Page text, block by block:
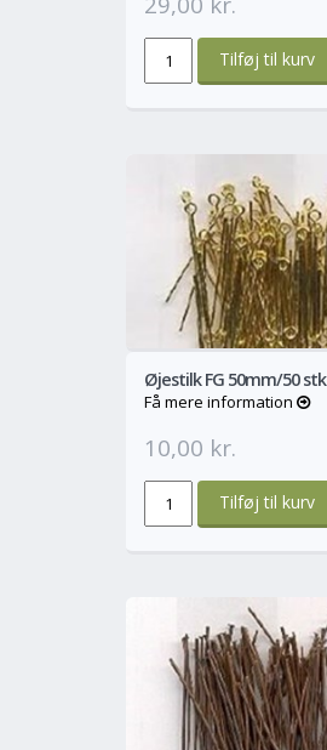
Øjestilk FG 50mm/50 stk
Få mere information
10,00 kr.